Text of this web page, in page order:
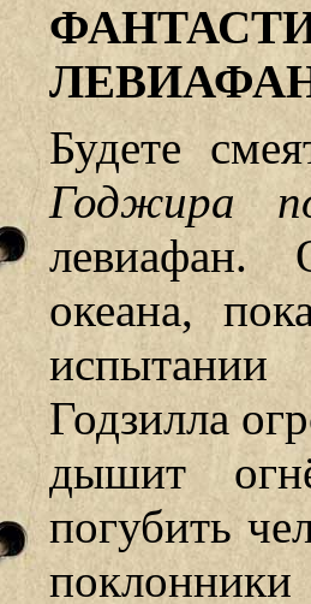
Будете
Годжира
океана,
Годзилла
дышит
погубить